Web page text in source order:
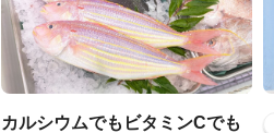
カルシウムでもビタミンCでも